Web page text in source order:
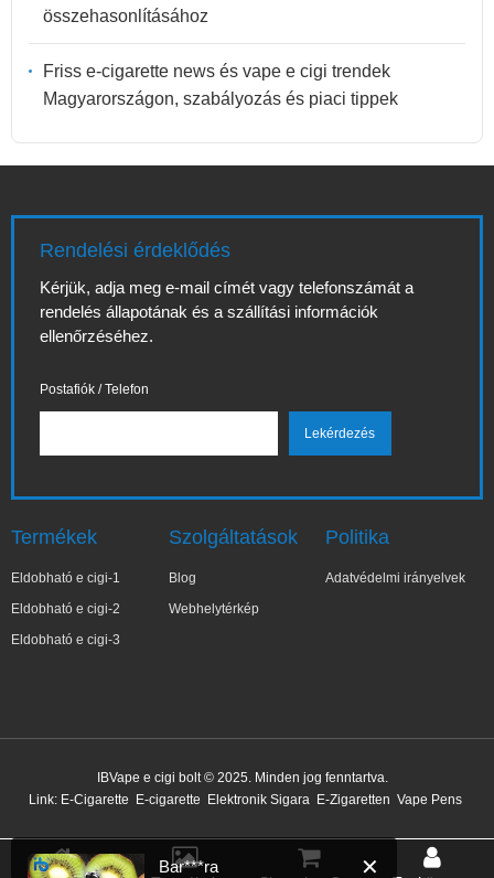
összehasonlításához
Friss e-cigarette news és vape e cigi trendek
Magyarországon, szabályozás és piaci tippek
Rendelési érdeklődés
Kérjük, adja meg e-mail címét vagy telefonszámát a
rendelés állapotának és a szállítási információk
ellenőrzéséhez.
Postafiók / Telefon
Termékek
Eldobható e cigi-1
Eldobható e cigi-2
Eldobható e cigi-3
Szolgáltatások
Blog
Webhelytérkép
Politika
Adatvédelmi irányelvek
IBVape e cigi bolt © 2025. Minden jog fenntartva.
Link: E-Cigarette E-cigarette Elektronik Sigara E-Zigaretten Vape Pens
Nemrég vásárolt
31 perccel ezelőtt